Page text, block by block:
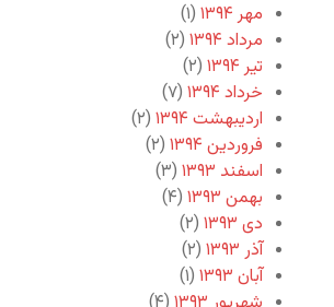
مهر ۱۳۹۴
(۱)
مرداد ۱۳۹۴
(۲)
تیر ۱۳۹۴
(۲)
خرداد ۱۳۹۴
(۷)
اردیبهشت ۱۳۹۴
(۲)
فروردین ۱۳۹۴
(۲)
اسفند ۱۳۹۳
(۳)
بهمن ۱۳۹۳
(۴)
دی ۱۳۹۳
(۲)
آذر ۱۳۹۳
(۲)
آبان ۱۳۹۳
(۱)